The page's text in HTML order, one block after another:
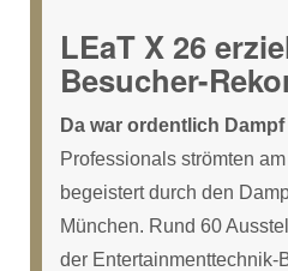
LEaT X 26
Besucher-
Da war ordentlich
Professionals strömten
begeistert durch den
München. Rund 60
der Entertainmenttechnik-